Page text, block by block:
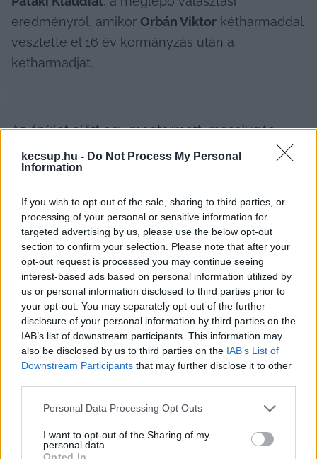
kecsup.hu - Do Not Process My Personal
Information
If you wish to opt-out of the sale, sharing to third parties, or
processing of your personal or sensitive information for
targeted advertising by us, please use the below opt-out
section to confirm your selection. Please note that after your
opt-out request is processed you may continue seeing
interest-based ads based on personal information utilized by
us or personal information disclosed to third parties prior to
your opt-out. You may separately opt-out of the further
disclosure of your personal information by third parties on the
IAB’s list of downstream participants. This information may
also be disclosed by us to third parties on the IAB’s List of
Downstream Participants that may further disclose it to other
Please note that this website/app uses one or more Google
not limited to your visit or usage behaviour. You may click to
grant or deny consent to Google and its third-party tags to
Personal Data Processing Opt Outs
I want to opt-out of the Sharing of my
personal data.
Opted In
eredményről, amikor Orbán Viktor kétharmaddal
vesztette el 16 év kormányzás után a
kétharmadját.
Az épület előtt egy megtermett, mosolygós
biztonsági őr állta az utunkat, aki nem akart
minket beengedni. Majd arra kértük, kérdezze
interjút. Mellette, külsőre néhány huszonéves fiú
– elmondásuk szerint – fideszes szimpatizáns
beszélgetett. Kameránk elé nem szerettek volna
állni, de nem voltak elzárkózók, könnyen szóba
elegyedtek velünk. Kollégám arról kérdezte
őket, valóban tartanak-e attól, hogy másnap
behívót kapnak – erre a kérdésre, ők is csak
röhögtek. Viszont az eredmény – mondták – az